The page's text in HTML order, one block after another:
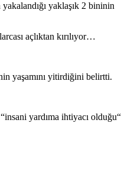
yaklaşık 2 bininin
açlıktan kırılıyor…
yaşamını yitirdiğini belirtti.
yardıma ihtiyacı olduğu“